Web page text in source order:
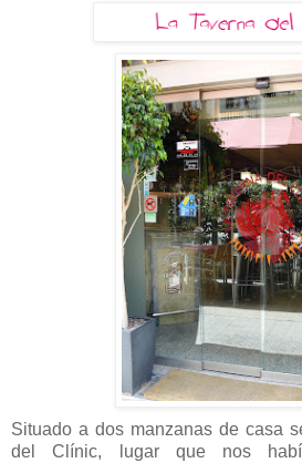
Situado a dos manzanas de casa
del Clínic, lugar que nos